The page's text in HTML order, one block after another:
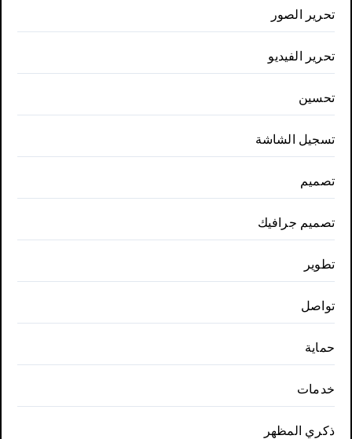
تحرير الصور
تحرير الفيديو
تحسين
تسجيل الشاشة
تصميم
تصميم جرافيك
تطوير
تواصل
حماية
خدمات
ذكري المظهر